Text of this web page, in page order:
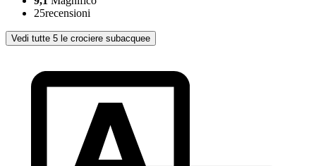
25recensioni
Vedi tutte 5 le crociere subacquee